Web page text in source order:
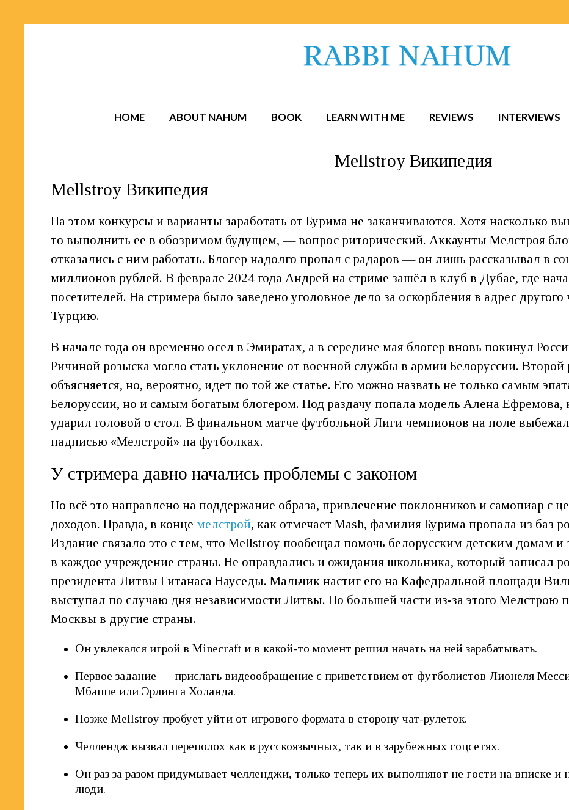
HOME ABOUT NAHUM BOOK LEARN WITH ME REVIEWS INTERVIEWS
Mellstroy Википедия
Mellstroy Википедия
На этом конкурсы и варианты заработать от Бурима не заканчиваются. Хотя насколько
то выполнить ее в обозримом будущем, — вопрос риторический. Аккаунты Мелстроя
отказались с ним работать. Блогер надолго пропал с радаров — он лишь рассказывал в
миллионов рублей. В феврале 2024 года Андрей на стриме зашёл в клуб в Дубае, где
посетителей. На стримера было заведено уголовное дело за оскорбления в адрес
Турцию.
В начале года он временно осел в Эмиратах, а в середине мая блогер вновь покинул
Ричиной розыска могло стать уклонение от военной службы в армии Белоруссии.
объясняется, но, вероятно, идет по той же статье. Его можно назвать не только самым
Белоруссии, но и самым богатым блогером. Под раздачу попала модель Алена Ефремова,
ударил головой о стол. В финальном матче футбольной Лиги чемпионов на поле
надписью «Мелстрой» на футболках.
У стримера давно начались проблемы с законом
Но всё это направлено на поддержание образа, привлечение поклонников и самопиар с
доходов. Правда, в конце мелстрой, как отмечает Mash, фамилия Бурима пропала из баз
Издание связало это с тем, что Mellstroy пообещал помочь белорусским детским домам и
в каждое учреждение страны. Не оправдались и ожидания школьника, который записал
президента Литвы Гитанаса Науседы. Мальчик настиг его на Кафедральной площади
выступал по случаю дня независимости Литвы. По большей части из-за этого Мелстрою
Москвы в другие страны.
Он увлекался игрой в Minecraft и в какой-то момент решил начать на ней зарабатывать.
Первое задание — прислать видеообращение с приветствием от футболистов Лионеля
Мбаппе или Эрлинга Холанда.
Позже Mellstroy пробует уйти от игрового формата в сторону чат-рулеток.
Челлендж вызвал переполох как в русскоязычных, так и в зарубежных соцсетях.
Он раз за разом придумывает челленджи, только теперь их выполняют не гости на вписке
люди.